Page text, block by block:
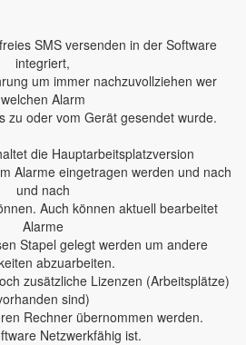
SMS versenden in der Software
integriert,
um immer nachzuvollziehen wer
welchen Alarm
zu oder vom Gerät gesendet wurde.
die Hauptarbeitsplatzversion
Alarme eingetragen werden und nach
und nach
Auch können aktuell bearbeitet
Alarme
Stapel gelegt werden um andere
abzuarbeiten.
zusätzliche Lizenzen (Arbeitsplätze)
sind)
Rechner übernommen werden.
Netzwerkfähig ist.